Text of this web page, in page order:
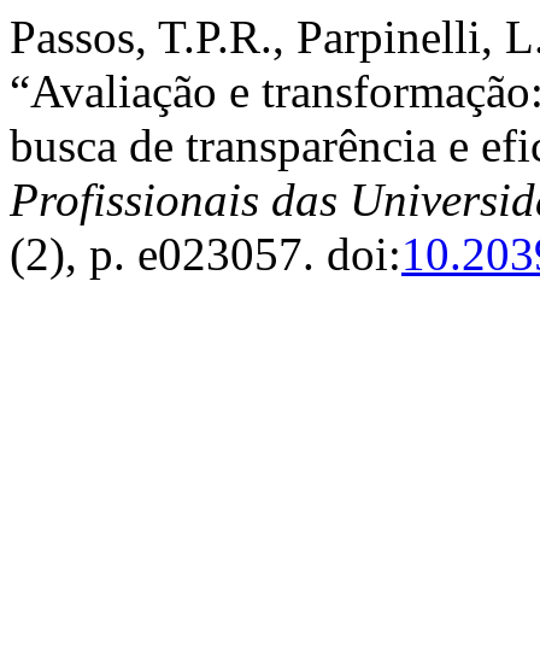
Passos, T.P.R., Parpinelli,
“Avaliação e
busca de transparência e
Profissionais das
(2), p. e023057. doi: